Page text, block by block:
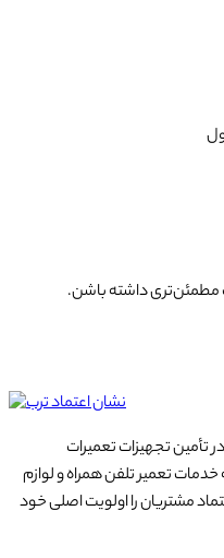
مطمئن‌تری داشته باشن.
به ۲۰ سال تجربه در تأمین تجهیزات تعمیرات
تعمیر تلفن همراه و لوازم
مشتریان را اولویت اصلی خود